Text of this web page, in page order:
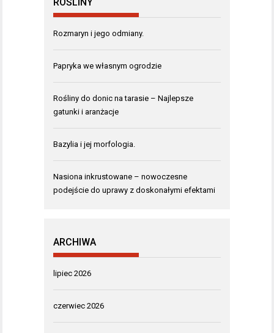
Rozmaryn i jego odmiany.
Papryka we własnym ogrodzie
Rośliny do donic na tarasie – Najlepsze
gatunki i aranżacje
Bazylia i jej morfologia.
Nasiona inkrustowane – nowoczesne
podejście do uprawy z doskonałymi efektami
ARCHIWA
lipiec 2026
czerwiec 2026